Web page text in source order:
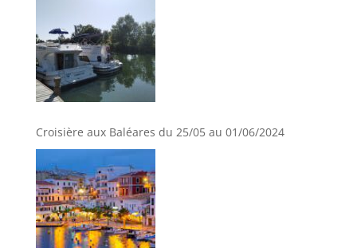
Croisière aux Baléares du 25/05 au 01/06/2024